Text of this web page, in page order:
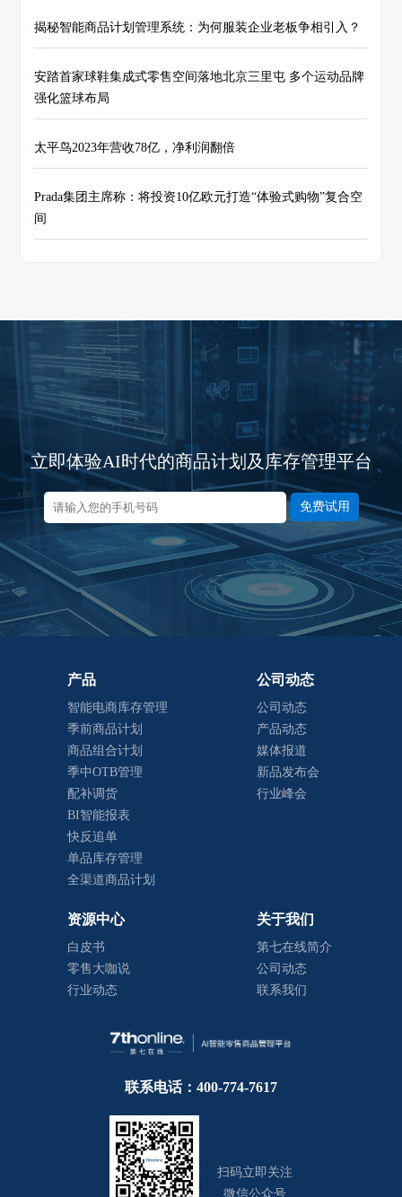
揭秘智能商品计划管理系统：为何服装企业老板争相引入？
安踏首家球鞋集成式零售空间落地北京三里屯 多个运动品牌
强化篮球布局
太平鸟2023年营收78亿，净利润翻倍
Prada集团主席称：将投资10亿欧元打造“体验式购物”复合空
间
立即体验AI时代的商品计划及库存管理平台
免费试用
产品
智能电商库存管理
季前商品计划
商品组合计划
季中OTB管理
配补调货
BI智能报表
快反追单
单品库存管理
全渠道商品计划
公司动态
公司动态
产品动态
媒体报道
新品发布会
行业峰会
资源中心
白皮书
零售大咖说
行业动态
关于我们
第七在线简介
公司动态
联系我们
联系电话：400-774-7617
扫码立即关注
微信公众号